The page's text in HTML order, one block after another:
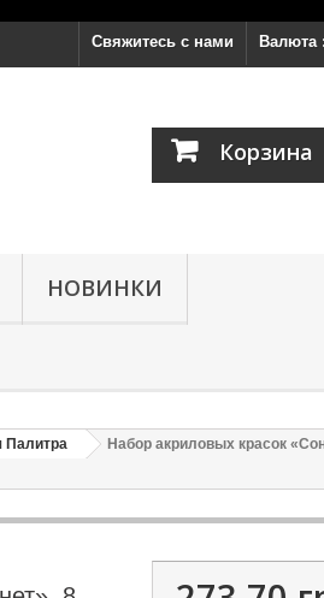
Валюта
Свяжитесь с нами
Корзина
НОВИНКИ
Палитра
Набор акриловых красок